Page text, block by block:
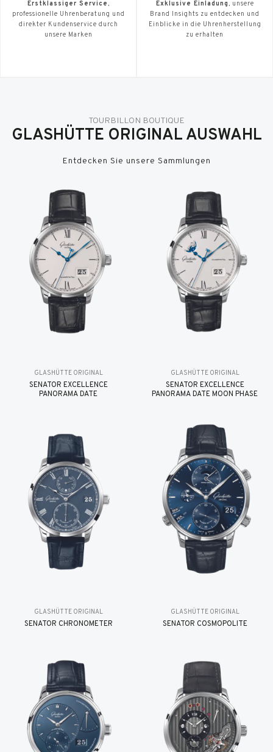
Erstklassiger Service,
professionelle Uhrenberatung und
direkter Kundenservice durch
unsere Marken
Exklusive Einladung, unsere
Brand Insights zu entdecken und
Einblicke in die Uhrenherstellung
zu erhalten
TOURBILLON BOUTIQUE
GLASHÜTTE ORIGINAL AUSWAHL
Entdecken Sie unsere Sammlungen
GLASHÜTTE ORIGINAL
SENATOR EXCELLENCE
PANORAMA DATE
GLASHÜTTE ORIGINAL
SENATOR EXCELLENCE
PANORAMA DATE MOON PHASE
GLASHÜTTE ORIGINAL
SENATOR CHRONOMETER
GLASHÜTTE ORIGINAL
SENATOR COSMOPOLITE